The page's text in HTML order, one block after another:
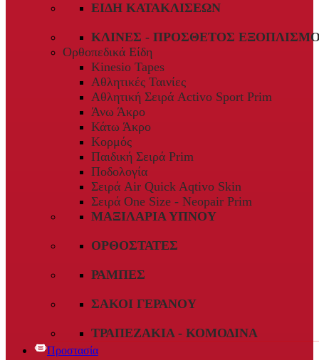
ΕΊΔΗ ΚΑΤΑΚΛΊΣΕΩΝ
ΚΛΊΝΕΣ - ΠΡΌΣΘΕΤΟΣ
Ορθοπεδικά Είδη
Kinesio Tapes
Αθλητικές Ταινίες
Αθλητική Σειρά Activo Sport Prim
Άνω Άκρο
Κάτω Άκρο
Κορμός
Παιδική Σειρά Prim
Ποδολογία
Σειρά Air Quick Aqtivo Skin
Σειρά One Size - Neopair Prim
ΜΑΞΙΛΆΡΙΑ ΎΠΝΟΥ
ΟΡΘΟΣΤΆΤΕΣ
ΡΆΜΠΕΣ
ΣΆΚΟΙ ΓΕΡΑΝΟΎ
ΤΡΑΠΕΖΆΚΙΑ - ΚΟΜΟΔΊΝΑ
Προστασία